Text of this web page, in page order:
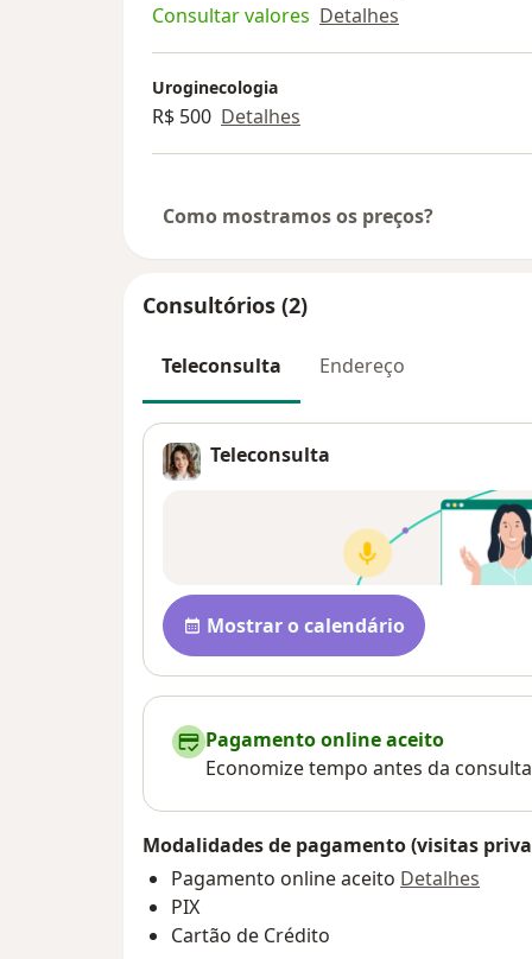
Consultar valores Detalhes
Uroginecologia
R$ 500 Detalhes
Como mostramos os preços?
Consultórios (2)
Teleconsulta Endereço
Teleconsulta
Disponibilidade
Mostrar o calendário
Pagamento online aceito
Economize tempo antes da
Modalidades de pagamento (visitas
Pagamento online aceito Detalhes
PIX
Cartão de Crédito